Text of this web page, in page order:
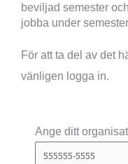
beviljad semester
jobba under
För att ta del av det
vänligen logga in.
Ange ditt